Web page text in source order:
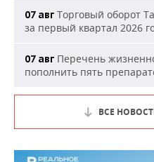
07 авг Торговый оборот
за первый квартал 2026
07 авг Перечень
пополнить пять
ВСЕ